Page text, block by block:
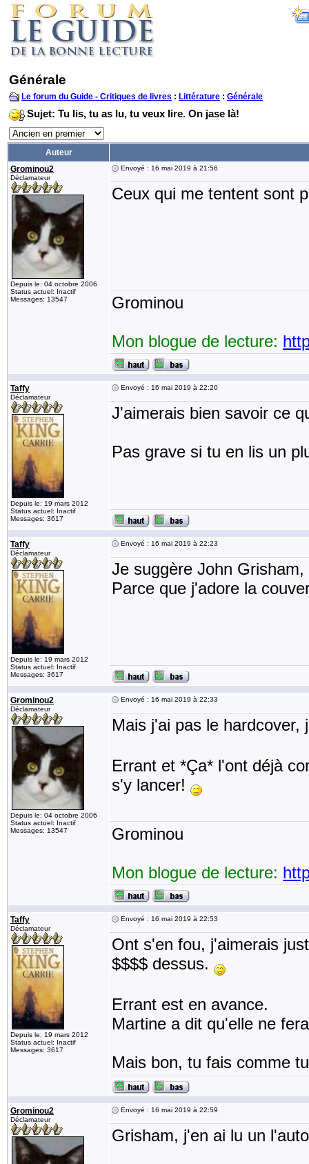
Générale
Le forum du Guide - Critiques de livres : Littérature : Générale
Sujet: Tu lis, tu as lu, tu veux lire. On jase là!
Auteur
Grominou2
Déclamateur
Depuis le: 04 octobre 2006
Status actuel: Inactif
Messages: 13547
Envoyé : 16 mai 2019 à 21:56
Ceux qui me tentent sont
Grominou
Mon blogue de lecture:
Taffy
Déclamateur
Depuis le: 19 mars 2012
Status actuel: Inactif
Messages: 3617
Envoyé : 16 mai 2019 à 22:20
J'aimerais bien savoir ce
Pas grave si tu en lis un
Taffy
Déclamateur
Depuis le: 19 mars 2012
Status actuel: Inactif
Messages: 3617
Envoyé : 16 mai 2019 à 22:23
Je suggère John
Parce que j'adore la
Grominou2
Déclamateur
Depuis le: 04 octobre 2006
Status actuel: Inactif
Messages: 13547
Envoyé : 16 mai 2019 à 22:33
Mais j'ai pas le
Errant et *Ça* l'ont déjà
s'y lancer!
Grominou
Mon blogue de lecture:
Taffy
Déclamateur
Depuis le: 19 mars 2012
Status actuel: Inactif
Messages: 3617
Envoyé : 16 mai 2019 à 22:53
Ont s'en fou, j'aimerais
$$$$ dessus.
Errant est en avance.
Martine a dit qu'elle ne
Mais bon, tu fais comme
Grominou2
Déclamateur
Envoyé : 16 mai 2019 à 22:59
Grisham, j'en ai lu un